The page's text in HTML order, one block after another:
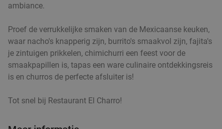
ambiance.
Proef de verrukkelijke smaken van de Mexicaanse keuken,
waar nacho's knapperig zijn, burrito's smaakvol zijn, fajita's
je zintuigen prikkelen, chimichurri een feest voor de
smaakpapillen is, tapas een ware culinaire ontdekkingsreis
is en churros de perfecte afsluiter is!
Tot snel bij Restaurant El Charro!